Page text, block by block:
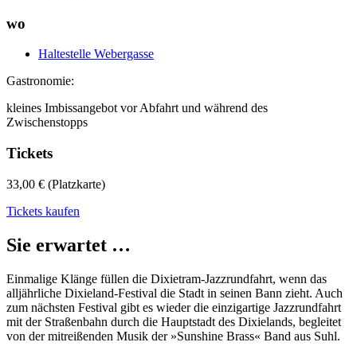
wo
Haltestelle Webergasse
Gastronomie:
kleines Imbissangebot vor Abfahrt und während des
Zwischenstopps
Tickets
33,00 € (Platzkarte)
Tickets kaufen
Sie erwartet …
Einmalige Klänge füllen die Dixietram-Jazzrundfahrt, wenn das
alljährliche Dixieland-Festival die Stadt in seinen Bann zieht. Auch
zum nächsten Festival gibt es wieder die einzigartige Jazzrundfahrt
mit der Straßenbahn durch die Hauptstadt des Dixielands, begleitet
von der mitreißenden Musik der »Sunshine Brass« Band aus Suhl.